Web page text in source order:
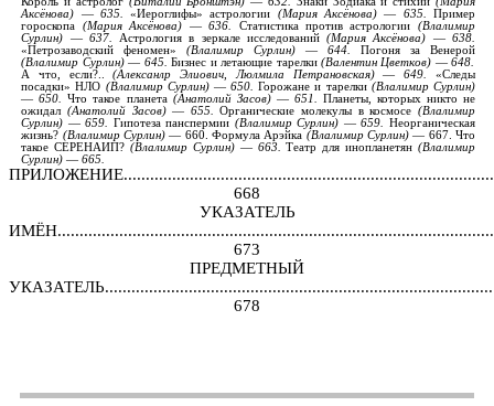
Аксёнова) — 635.«Иероглифы» астрологии (Мария Аксёнова)— 635. Пример
гороскопа
(Мария Аксёнова) — 636. Статистика против астрологии (Влалимир
Сурлин) — 637. Астрология в зеркале исследований (Мария Аксёнова) — 638.
«Петрозаводский
феномен» (Влалимир Сурлин)— 644. Погоня за
Венерой
(Влалимир Сурлин)— 645.Бизнес и летающие тарелки (Валентин Цветков) — 648.
А
что если?..(Алексанлр Элиович Люлмила Петрановская)— 649. «Следы
посадки» НЛО (Влалимир Сурлин) — 650.Горожане и тарелки (Влалимир Сурлин)
— 650.Что такое планета (Анатолий Засов) — 651. Планеты, которых никто не
ожидал (Анатолий Засов)— 655.Органические молекулы в космосе (Влалимир
Сурлин) — 659. Гипотеза панспермии (Влалимир Сурлин) — 659. Неорганическая
жизнь? (Влалимир Сурлин)— 660. Формула Арэйка (Влалимир Сурлин)— 667. Что
такое СЕРЕНАИП? (Влалимир Сурлин) — 663.Театр для инопланетян (Влалимир
Сурлин)— 665.
668
УКАЗАТЕЛЬ
673
ПРЕДМЕТНЫЙ
678